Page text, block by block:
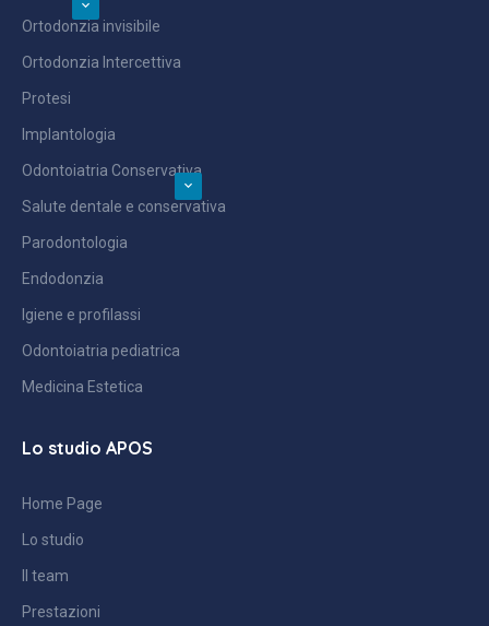
Ortodonzia invisibile
Ortodonzia Intercettiva
Protesi
Implantologia
Odontoiatria Conservativa
Salute dentale e conservativa
Parodontologia
Endodonzia
Igiene e profilassi
Odontoiatria pediatrica
Medicina Estetica
Lo studio APOS
Home Page
Lo studio
Il team
Prestazioni